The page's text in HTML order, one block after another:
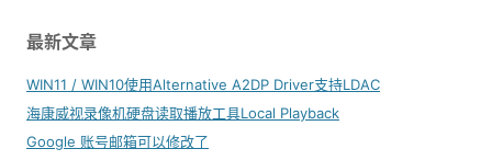
最新文章
WIN11 / WIN10使用Alternative A2DP Driver支持LDAC
海康威视录像机硬盘读取播放工具Local Playback
Google 账号邮箱可以修改了